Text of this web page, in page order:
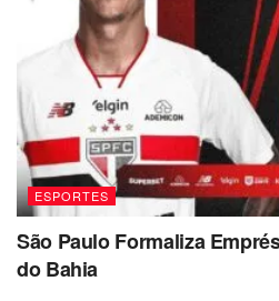
ESPORTES
São Paulo Formaliza
do Bahia